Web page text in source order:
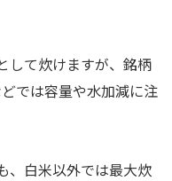
して炊けますが、銘柄
では容量や水加減に注
、白米以外では最大炊